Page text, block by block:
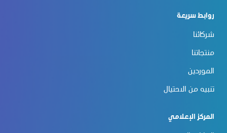
روابط سريعة
شركائنا
منتجاتنا
الموردين
تنبيه من الاحتيال
المركز الإعلامي